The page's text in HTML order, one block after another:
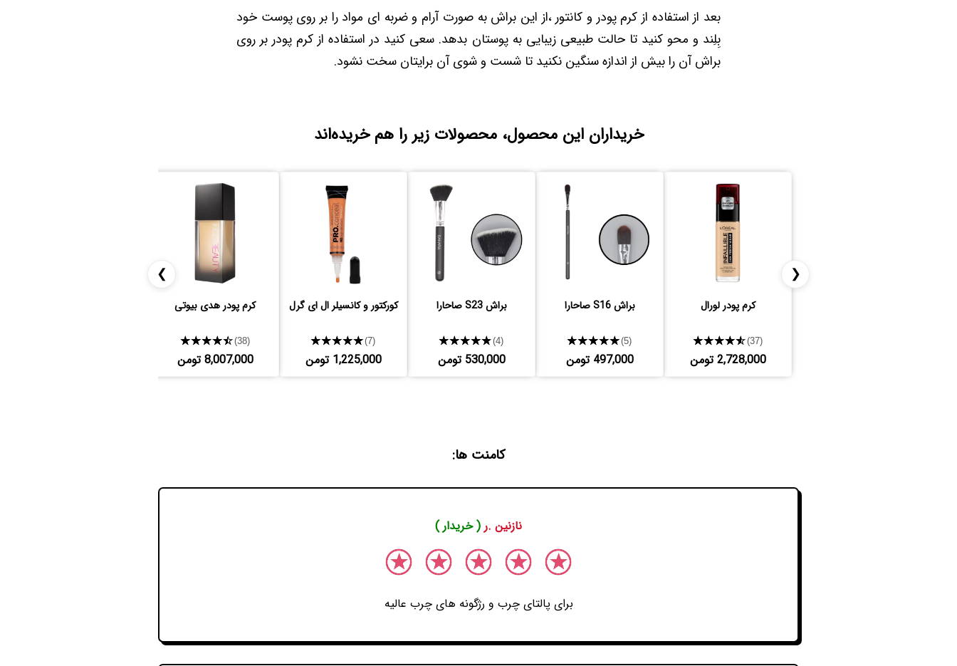
بعد از استفاده از کرم پودر و کانتور ،از این براش به صورت آرام و ضربه ای مواد را بر روی پوست خود
بِلِند و محو کنید تا حالت طبیعی زیبایی به پوستان بدهد. سعی کنید در استفاده از کرم پودر بر روی
براش آن را بیش از اندازه سنگین نکنید تا شست و شوی آن برایتان سخت نشود.
خریداران این محصول، محصولات زیر را هم خریده‌اند
❮
کرم پودر لورال
★★★★★(37)
2,728,000 تومن
براش S16 صاحارا
★★★★★(5)
497,000 تومن
براش S23 صاحارا
★★★★★(4)
530,000 تومن
کورکتور و کانسیلر ال ای گرل
★★★★★(7)
1,225,000 تومن
کرم پودر هدی بیوتی
★★★★★(38)
8,007,000 تومن
❯
کامنت ها:
نازنین .ر( خریدار )
برای پالتای چرب و رژگونه های چرب عالیه